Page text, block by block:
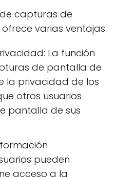
capturas de
varias ventajas:
La función
de pantalla de
la privacidad de los
otros usuarios
pantalla de sus
pueden
acceso a la